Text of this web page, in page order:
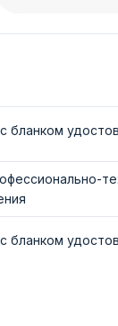
бланком
бланком